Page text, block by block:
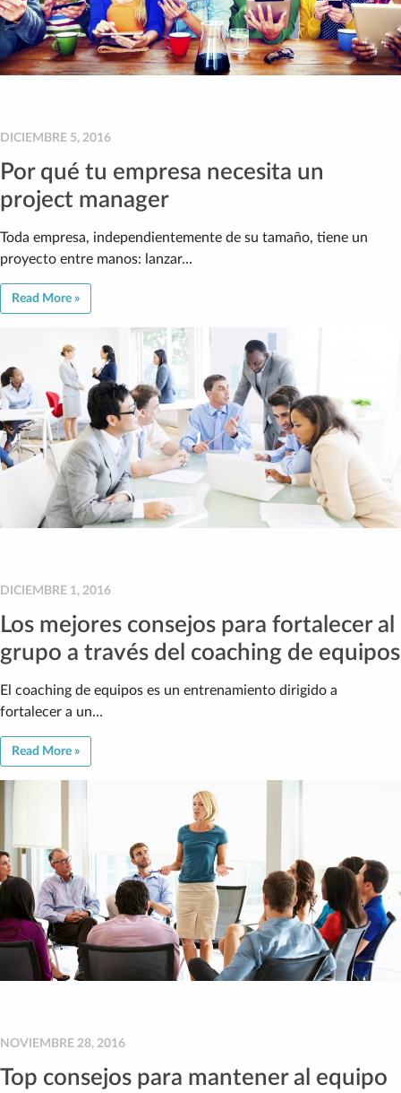
DICIEMBRE 5, 2016
Por qué tu empresa necesita un
project manager
Toda empresa, independientemente de su tamaño, tiene un
proyecto entre manos: lanzar…
Read More »
DICIEMBRE 1, 2016
Los mejores consejos para fortalecer al
grupo a través del coaching de equipos
El coaching de equipos es un entrenamiento dirigido a
fortalecer a un…
Read More »
NOVIEMBRE 28, 2016
Top consejos para mantener al equipo